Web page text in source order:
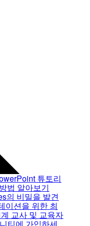
튜토리
법 알아보기
의 비밀을 발견
이션을 위한 최
교사 및 교육자